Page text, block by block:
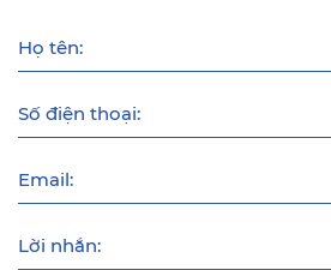
Họ tên:
Số điện thoại:
Email:
Lời nhắn: